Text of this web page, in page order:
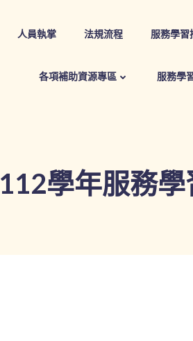
人員執掌 法規流程 服務學習
各項補助資源專區 服務學
112學年服務